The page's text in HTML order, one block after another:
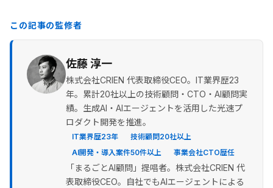
この記事の監修者
佐藤 淳一
株式会社CRIEN 代表取締役CEO。IT業界歴23
年。累計20社以上の技術顧問・CTO・AI顧問実
績。生成AI・AIエージェントを活用した光速プ
ロダクト開発を推進。
IT業界歴23年
技術顧問20社以上
AI開発・導入案件50件以上
事業会社CTO歴任
「まるごとAI顧問」提唱者。株式会社CRIEN 代
表取締役CEO。自社でもAIエージェントによる